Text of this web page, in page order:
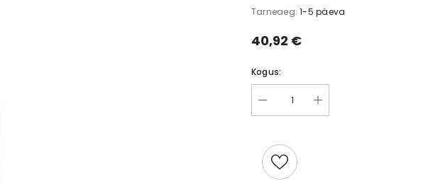
Tarneaeg: 1-5 päeva
40,92 €
Kogus:
50 g
11,18 €